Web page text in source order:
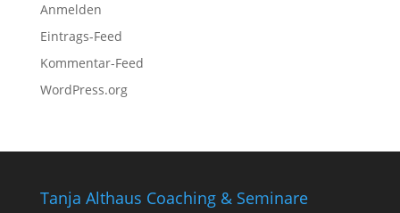
Anmelden
Eintrags-Feed
Kommentar-Feed
WordPress.org
Tanja Althaus Coaching & Seminare